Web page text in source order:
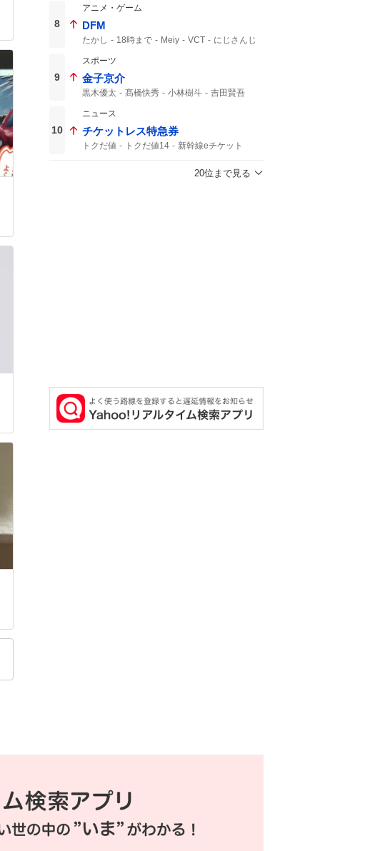
8
アニメ・ゲーム
DFM
たかし 18時まで Meiy VCT にじさんじ
9
スポーツ
金子京介
黒木優太 髙橋快秀 小林樹斗
吉田賢吾
10
ニュース
チケットレス特急券
トクだ値 トクだ値14
新幹線eチケット
20位まで見る